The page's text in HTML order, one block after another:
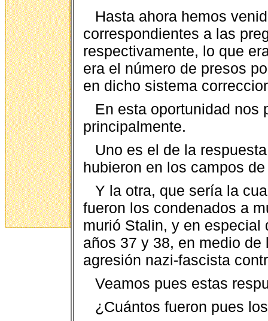
Hasta ahora hemos
correspondientes a las
respectivamente, lo que
era el número de presos
en dicho sistema
En esta oportunidad nos
principalmente.
Uno es el de la
hubieron en los campos
Y la otra, que sería la
fueron los condenados a
murió Stalin, y en especial
años 37 y 38, en medio
agresión nazi-fascista
Veamos pues estas
¿Cuántos fueron pues